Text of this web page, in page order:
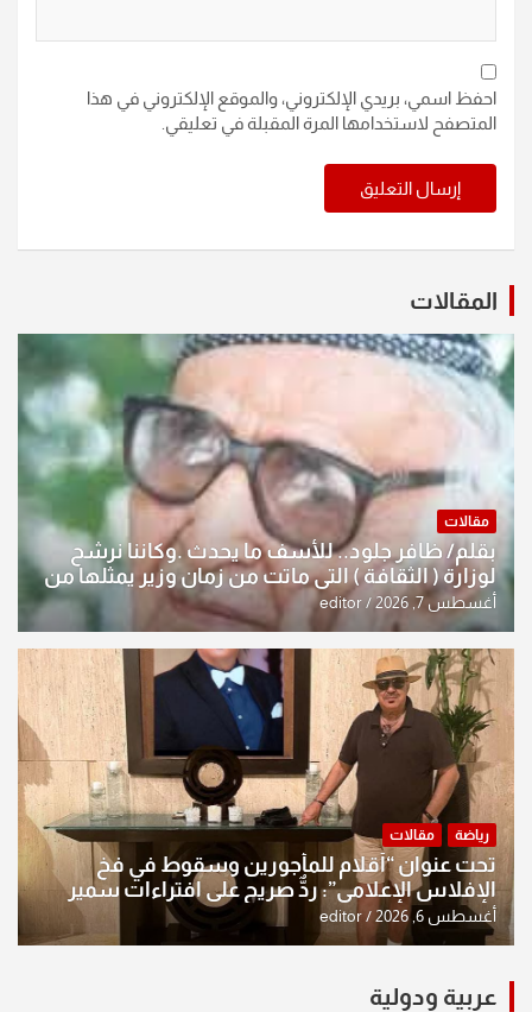
احفظ اسمي، بريدي الإلكتروني، والموقع الإلكتروني في هذا
المتصفح لاستخدامها المرة المقبلة في تعليقي.
المقالات
مقالات
بقلم/ ظافر جلود.. للأسف ما يحدث .وكاننا نرشح
لوزارة ( الثقافة ) التي ماتت من زمان وزير يمثلها من
النخبة والإرث العظيم للثقافة العراقية..
أغسطس 7, 2026 editor
رياضة مقالات
تحت عنوان “أقلام للمأجورين وسقوط في فخ
الإفلاس الإعلامي”: ردٌّ صريح على افتراءات سمير
الشكرجي
أغسطس 6, 2026 editor
عربية ودولية